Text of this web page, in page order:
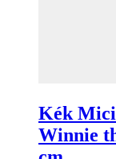
Kék
Winnie